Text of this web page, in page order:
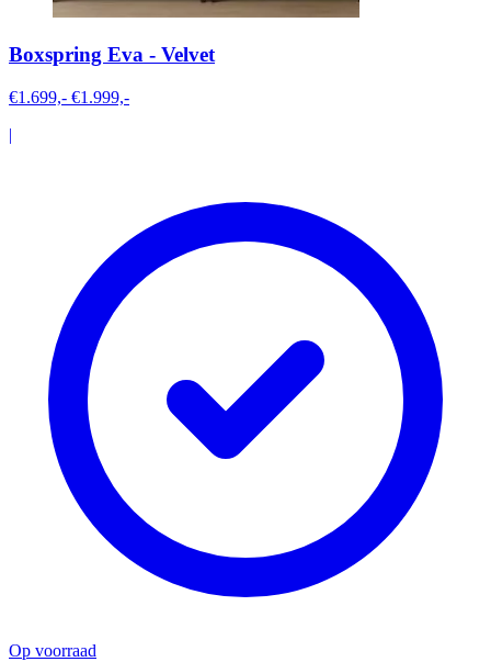
Boxspring Eva - Velvet
€1.699,- €1.999,-
|
Op voorraad